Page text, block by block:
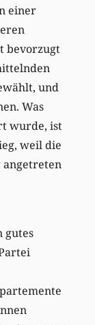
einer
bevorzugt
und
Was
wurde, ist
weil die
angetreten
gutes